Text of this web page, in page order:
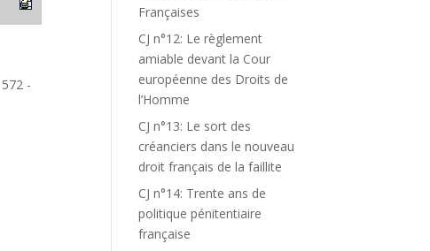
-
Françaises
CJ n°12: Le règlement
amiable devant la Cour
européenne des Droits de
l’Homme
CJ n°13: Le sort des
créanciers dans le nouveau
droit français de la faillite
CJ n°14: Trente ans de
politique pénitentiaire
française